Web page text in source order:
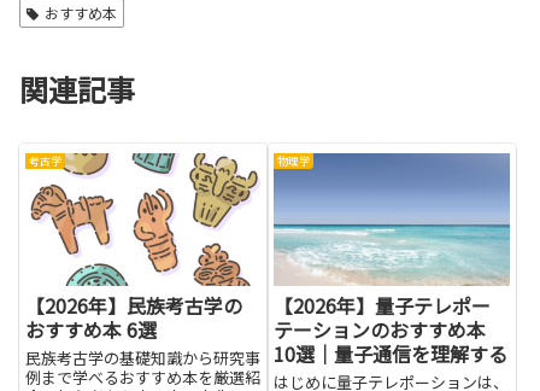
おすすめ本
関連記事
考古学
【2026年】民族考古学の
おすすめ本 6選
民族考古学の基礎知識から研究事
例まで学べるおすすめ本を厳選紹
物理学
【2026年】量子テレポー
テーションのおすすめ本
10選｜量子通信を理解する
はじめに量子テレポーションは、